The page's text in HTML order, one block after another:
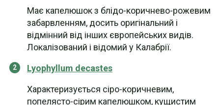
Має капелюшок з блідо-коричнево-рожевим
забарвленням, досить оригінальний і
відмінний від інших європейських видів.
Локалізований і відомий у Калабрії.
Lyophyllum decastes
Характеризується сіро-коричневим,
попелясто-сірим капелюшком, кущистим